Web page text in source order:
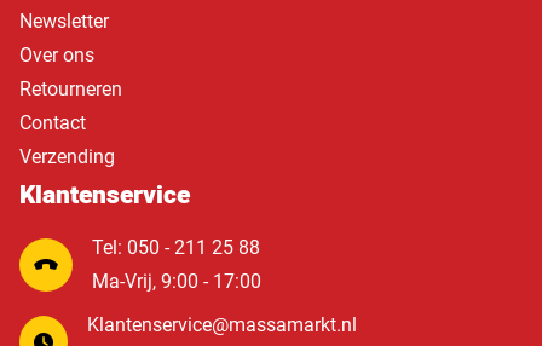
Newsletter
Over ons
Retourneren
Contact
Verzending
Klantenservice
Tel: 050 - 211 25 88
Ma-Vrij, 9:00 - 17:00
Klantenservice@massamarkt.nl